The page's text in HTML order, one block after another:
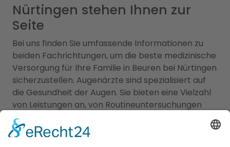
Nürtingen stehen Ihnen zur
Seite
Bei uns finden Sie umfassende Informationen zu
beiden Fachrichtungen, um die beste medizinische
Versorgung für Ihre Familie in Beuren bei Nürtingen
sicherzustellen. Augenärzte sind spezialisiert auf
die Gesundheit der Augen. Sie bieten eine Vielzahl
von Leistungen an, von Routineuntersuchungen
über die Behandlung von Augenerkrankungen bis
hin zu operativen Eingriffen wie der